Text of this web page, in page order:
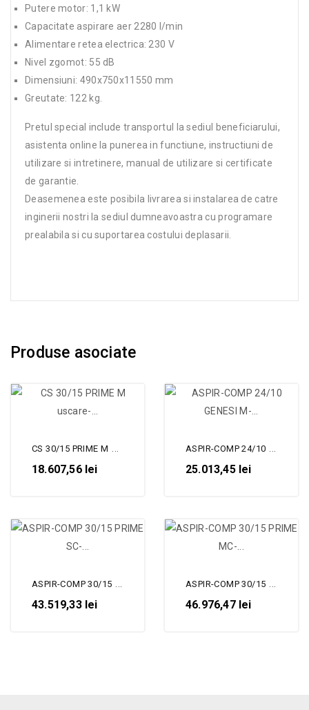
Putere motor: 1,1 kW
Capacitate aspirare aer 2280 l/min
Alimentare retea electrica: 230 V
Nivel zgomot: 55 dB
Dimensiuni: 490x750x11550 mm
Greutate: 122 kg.
Pretul special include transportul la sediul beneficiarului,
asistenta online la punerea in functiune, instructiuni de
utilizare si intretinere, manual de utilizare si certificate
de garantie.
Deasemenea este posibila livrarea si instalarea de catre
inginerii nostri la sediul dumneavoastra cu programare
prealabila si cu suportarea costului deplasarii.
Produse asociate
CS 30/15 PRIME M uscare-...
18.607,56 lei
ASPIR-COMP 24/10 GENESI M-...
25.013,45 lei
ASPIR-COMP 30/15 PRIME SC-...
43.519,33 lei
ASPIR-COMP 30/15 PRIME MC-...
46.976,47 lei